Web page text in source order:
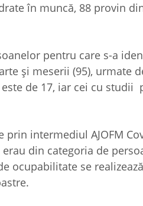
în muncă, 88 provin
pentru care s-a
şi meserii (95), urmate
de 17, iar cei cu
intermediul AJOFM
din categoria de
ocupabilitate se